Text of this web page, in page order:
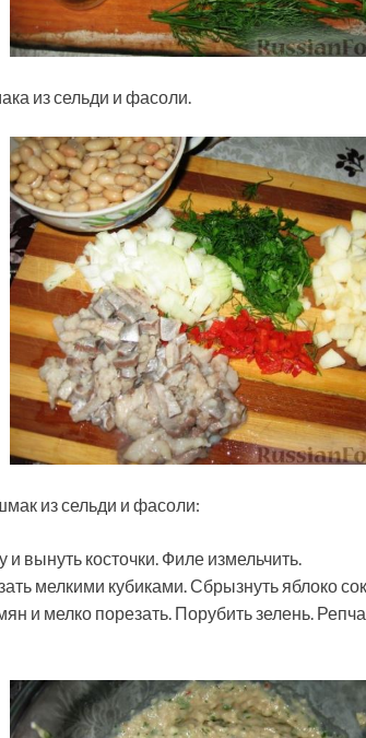
из сельди и фасоли.
из сельди и фасоли:
и вынуть косточки. Филе измельчить.
мелкими кубиками. Сбрызнуть яблоко
и мелко порезать. Порубить зелень.